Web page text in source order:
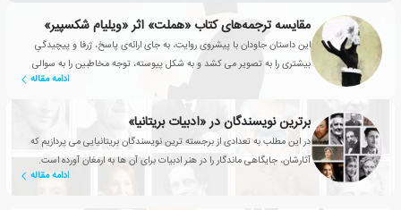
مقایسه ترجمه‌های کتاب «هملت» اثر «ویلیام شکسپیر»
این داستان جاودان با پیشروی روایت، به جای ارائه‌ی پاسخ، ژرفا و پیچیدگیِ
بیشتری را به تصویر می کشد و به شکل پیوسته، توجه مخاطبین را به سوالی
جلب می کند که نمایشنامه با آن آغاز می شود: «چه کسی آنجاست؟»ادامه مقاله
برترین نویسندگان در «ادبیات بریتانیا»
در این مطلب به تعدادی از برجسته ترین نویسندگان بریتانیایی می پردازیم که
آثارشان، جایگاهی ماندگار را در هنر ادبیات برای آن ها به ارمغان آورده است.
ادامه مقاله